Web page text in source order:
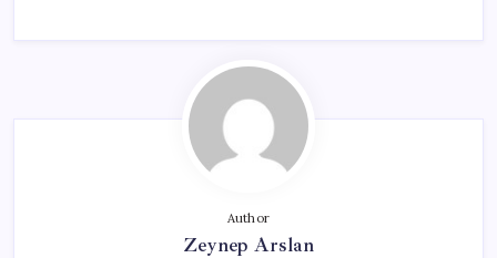
Author
Zeynep Arslan